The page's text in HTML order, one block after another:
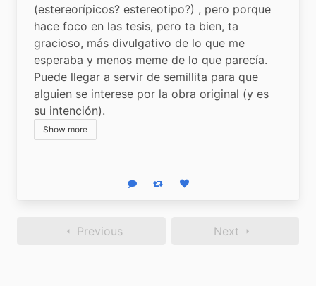
(estereorípicos? estereotipo?) , pero porque
hace foco en las tesis, pero ta bien, ta
gracioso, más divulgativo de lo que me
esperaba y menos meme de lo que parecía.
Puede llegar a servir de semillita para que
alguien se interese por la obra original (y es
su intención).
Show more
Reply Boost statusLike status
Previous Next